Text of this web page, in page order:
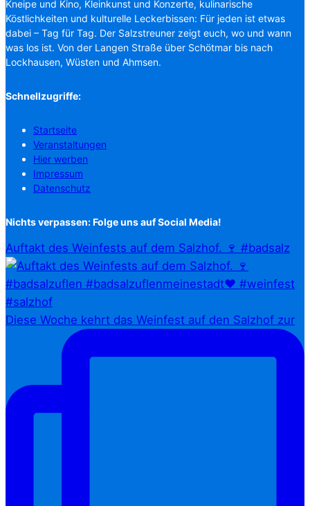
Kneipe und Kino, Kleinkunst und Konzerte, kulinarische
Köstlichkeiten und kulturelle Leckerbissen: Für jeden ist etwas
dabei – Tag für Tag. Der Salzstreuner zeigt euch, wo und wann
was los ist. Von der Langen Straße über Schötmar bis nach
Lockhausen, Wüsten und Ahmsen.
Schnellzugriffe:
Startseite
Veranstaltungen
Hier werben
Impressum
Datenschutz
Nichts verpassen: Folge uns auf Social Media!
Auftakt des Weinfests auf dem Salzhof. 🍷 #badsalz
Diese Woche kehrt das Weinfest auf den Salzhof zur